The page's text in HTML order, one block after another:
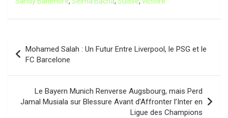
de
l’article
Mohamed Salah : Un Futur Entre Liverpool, le PSG et le
FC Barcelone
Le Bayern Munich Renverse Augsbourg, mais Perd
Jamal Musiala sur Blessure Avant d’Affronter l’Inter en
Ligue des Champions